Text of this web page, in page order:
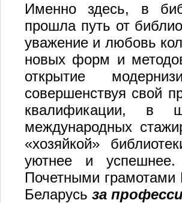
Именно здесь, в
прошла путь от
уважение и любовь
новых форм и
открытие
совершенствуя свой
квалификации, в
международных
«хозяйкой»
уютнее и успешнее.
Почетными грамотами
Беларусь за